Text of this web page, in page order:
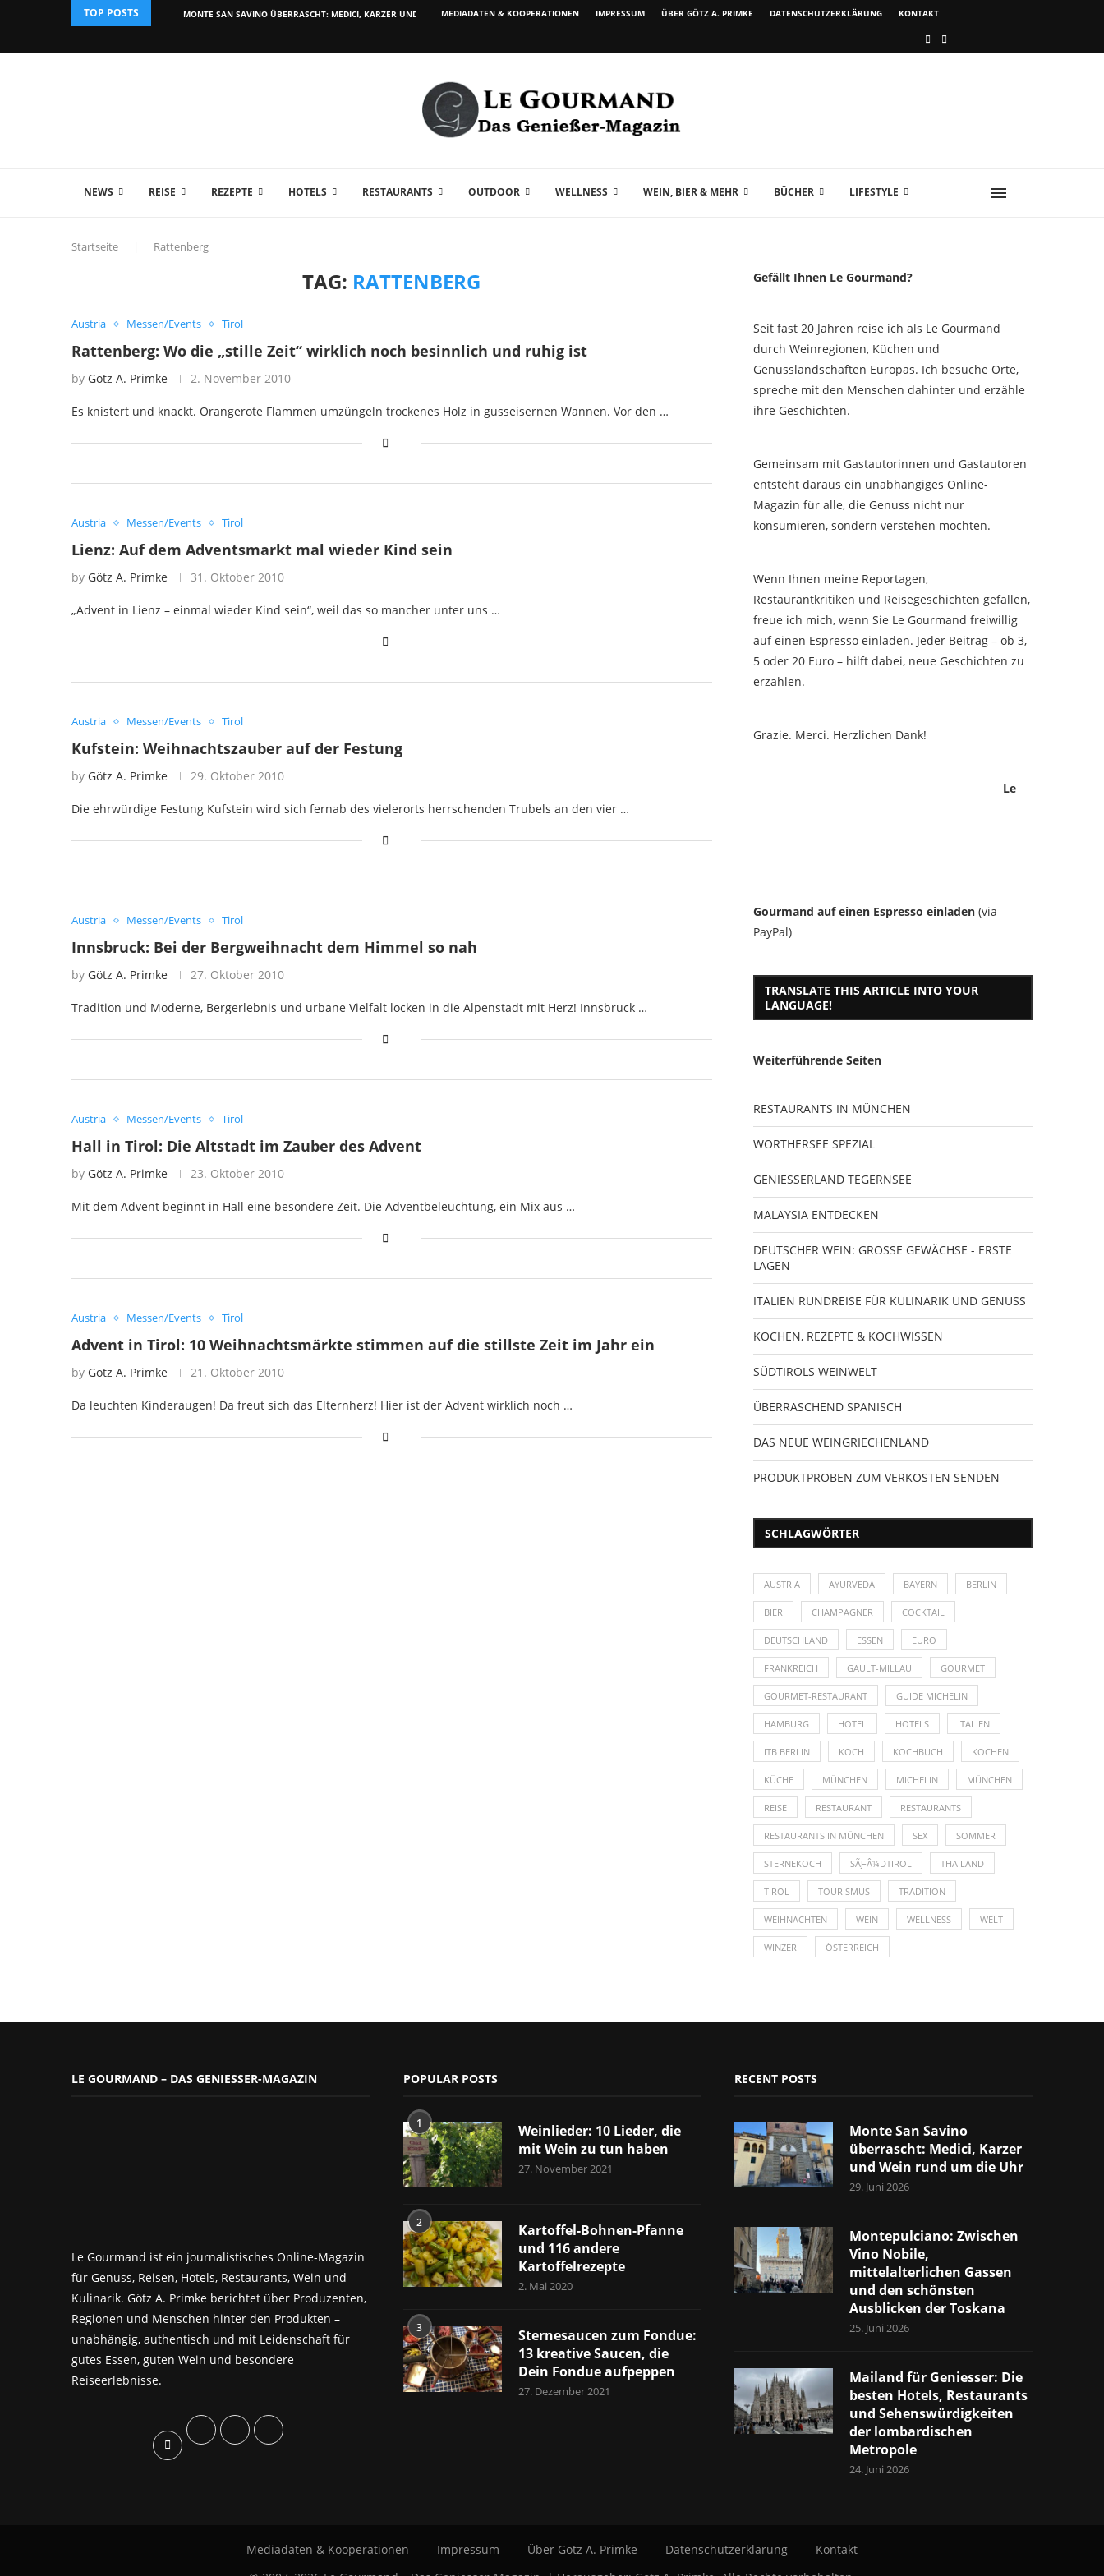
TOP POSTS MONTE SAN SAVINO ÜBERRASCHT: MEDICI, KARZER UND WEIN...MEDIADATEN & KOOPERATIONEN IMPRESSUM ÜBER GÖTZ A. PRIMKE DATENSCHUTZERKLÄRUNG KONTAKT
NEWS REISE REZEPTE HOTELS RESTAURANTS OUTDOOR WELLNESS WEIN, BIER & MEHR BÜCHER LIFESTYLE
Startseite | Rattenberg
TAG: RATTENBERG
Austria Messen/Events Tirol
Rattenberg: Wo die „stille Zeit“ wirklich noch besinnlich und ruhig ist
by Götz A. Primke 2. November 2010
Es knistert und knackt. Orangerote Flammen umzüngeln trockenes Holz in gusseisernen Wannen. Vor den …
Austria Messen/Events Tirol
Lienz: Auf dem Adventsmarkt mal wieder Kind sein
by Götz A. Primke 31. Oktober 2010
„Advent in Lienz – einmal wieder Kind sein“, weil das so mancher unter uns …
Austria Messen/Events Tirol
Kufstein: Weihnachtszauber auf der Festung
by Götz A. Primke 29. Oktober 2010
Die ehrwürdige Festung Kufstein wird sich fernab des vielerorts herrschenden Trubels an den vier …
Austria Messen/Events Tirol
Innsbruck: Bei der Bergweihnacht dem Himmel so nah
by Götz A. Primke 27. Oktober 2010
Tradition und Moderne, Bergerlebnis und urbane Vielfalt locken in die Alpenstadt mit Herz! Innsbruck …
Austria Messen/Events Tirol
Hall in Tirol: Die Altstadt im Zauber des Advent
by Götz A. Primke 23. Oktober 2010
Mit dem Advent beginnt in Hall eine besondere Zeit. Die Adventbeleuchtung, ein Mix aus …
Austria Messen/Events Tirol
Advent in Tirol: 10 Weihnachtsmärkte stimmen auf die stillste Zeit im Jahr ein
by Götz A. Primke 21. Oktober 2010
Da leuchten Kinderaugen! Da freut sich das Elternherz! Hier ist der Advent wirklich noch …
Gefällt Ihnen Le Gourmand?
Seit fast 20 Jahren reise ich als Le Gourmand
durch Weinregionen, Küchen und
Genusslandschaften Europas. Ich besuche Orte,
spreche mit den Menschen dahinter und erzähle
ihre Geschichten.
Gemeinsam mit Gastautorinnen und Gastautoren
entsteht daraus ein unabhängiges Online-
Magazin für alle, die Genuss nicht nur
konsumieren, sondern verstehen möchten.
Wenn Ihnen meine Reportagen,
Restaurantkritiken und Reisegeschichten gefallen,
freue ich mich, wenn Sie Le Gourmand freiwillig
auf einen Espresso einladen. Jeder Beitrag – ob 3,
5 oder 20 Euro – hilft dabei, neue Geschichten zu
erzählen.
Grazie. Merci. Herzlichen Dank!
Le
Gourmand auf einen Espresso einladen (via
PayPal)
TRANSLATE THIS ARTICLE INTO YOUR
LANGUAGE!
Weiterführende Seiten
RESTAURANTS IN MÜNCHEN
WÖRTHERSEE SPEZIAL
GENIESSERLAND TEGERNSEE
MALAYSIA ENTDECKEN
DEUTSCHER WEIN: GROSSE GEWÄCHSE - ERSTE
LAGEN
ITALIEN RUNDREISE FÜR KULINARIK UND GENUSS
KOCHEN, REZEPTE & KOCHWISSEN
SÜDTIROLS WEINWELT
ÜBERRASCHEND SPANISCH
DAS NEUE WEINGRIECHENLAND
PRODUKTPROBEN ZUM VERKOSTEN SENDEN
SCHLAGWÖRTER
AUSTRIA AYURVEDA BAYERN BERLIN
BIER CHAMPAGNER COCKTAIL
DEUTSCHLAND ESSEN EURO
FRANKREICH GAULT-MILLAU GOURMET
GOURMET-RESTAURANT GUIDE MICHELIN
HAMBURG HOTEL HOTELS ITALIEN
ITB BERLIN KOCH KOCHBUCH KOCHEN
KÜCHE MÜNCHEN MICHELIN MÜNCHEN
REISE RESTAURANT RESTAURANTS
RESTAURANTS IN MÜNCHEN SEX SOMMER
STERNEKOCH SÃƑÂ¼DTIROL THAILAND
TIROL TOURISMUS TRADITION
WEIHNACHTEN WEIN WELLNESS WELT
WINZER ÖSTERREICH
LE GOURMAND – DAS GENIESSER-MAGAZIN
Le Gourmand ist ein journalistisches Online-Magazin
für Genuss, Reisen, Hotels, Restaurants, Wein und
Kulinarik. Götz A. Primke berichtet über Produzenten,
Regionen und Menschen hinter den Produkten –
unabhängig, authentisch und mit Leidenschaft für
gutes Essen, guten Wein und besondere
Reiseerlebnisse.
POPULAR POSTS
1
Weinlieder: 10 Lieder, die
mit Wein zu tun haben
27. November 2021
2
Kartoffel-Bohnen-Pfanne
und 116 andere
Kartoffelrezepte
2. Mai 2020
3
Sternesaucen zum Fondue:
13 kreative Saucen, die
Dein Fondue aufpeppen
27. Dezember 2021
RECENT POSTS
Monte San Savino
überrascht: Medici, Karzer
und Wein rund um die Uhr
29. Juni 2026
Montepulciano: Zwischen
Vino Nobile,
mittelalterlichen Gassen
und den schönsten
Ausblicken der Toskana
25. Juni 2026
Mailand für Geniesser: Die
besten Hotels, Restaurants
und Sehenswürdigkeiten
der lombardischen
Metropole
24. Juni 2026
Mediadaten & Kooperationen Impressum Über Götz A. Primke Datenschutzerklärung
Kontakt